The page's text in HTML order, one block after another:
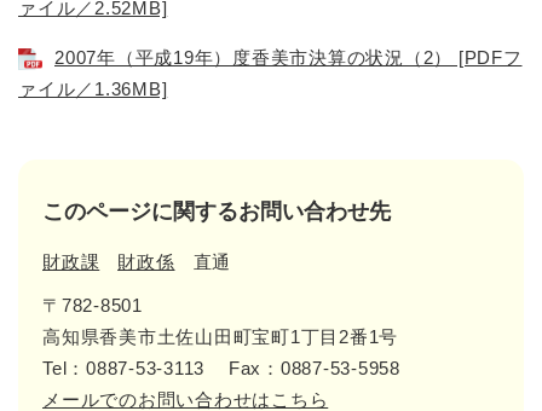
ァイル／2.52MB]
2007年（平成19年）度香美市決算の状況（2） [PDFフ
ァイル／1.36MB]
このページに関するお問い合わせ先
財政課 財政係 直通
〒782-8501
高知県香美市土佐山田町宝町1丁目2番1号
Tel：0887-53-3113
Fax：0887-53-5958
メールでのお問い合わせはこちら